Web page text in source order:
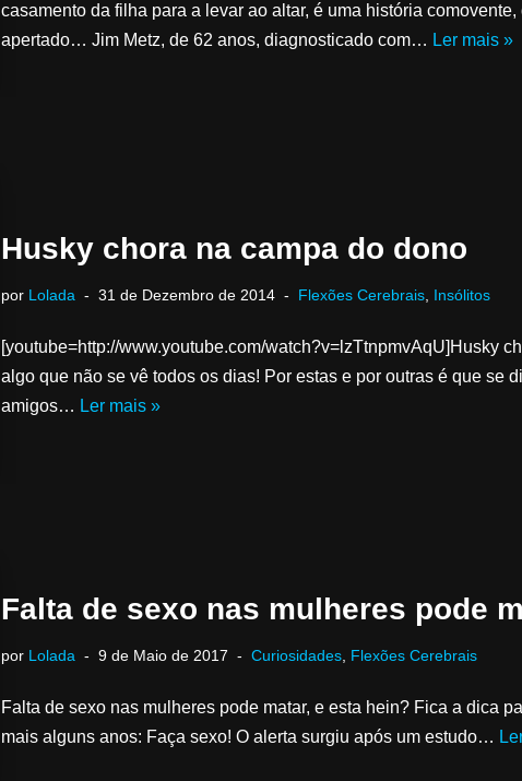
casamento da filha para a levar ao altar, é uma história
apertado… Jim Metz, de 62 anos, diagnosticado com… Ler mais »
Husky chora na campa do dono
por Lolada 31 de Dezembro de 2014 Flexões Cerebrais Insólitos
[youtube=http://www.youtube.com/watch?v=lzTtnpmvAqU]Husky
algo que não se vê todos os dias! Por estas e por outras é que se
amigos… Ler mais »
Falta de sexo nas mulheres pode
por Lolada 9 de Maio de 2017 Curiosidades, Flexões Cerebrais
Falta de sexo nas mulheres pode matar, e esta hein? Fica a dica
mais alguns anos: Faça sexo! O alerta surgiu após um estudo…